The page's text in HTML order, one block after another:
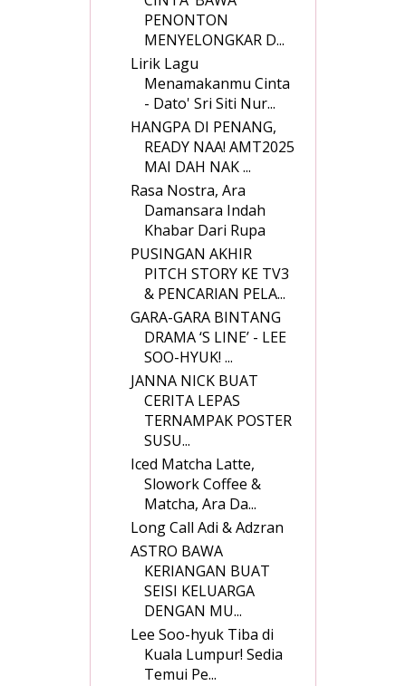
PENONTON
MENYELONGKAR D...
Lirik Lagu
Menamakanmu Cinta
- Dato' Sri Siti Nur...
HANGPA DI PENANG,
READY NAA! AMT2025
MAI DAH NAK ...
Rasa Nostra, Ara
Damansara Indah
Khabar Dari Rupa
PUSINGAN AKHIR
PITCH STORY KE TV3
& PENCARIAN PELA...
GARA-GARA BINTANG
DRAMA ‘S LINE’ - LEE
SOO-HYUK! ...
JANNA NICK BUAT
CERITA LEPAS
TERNAMPAK POSTER
SUSU...
Iced Matcha Latte,
Slowork Coffee &
Matcha, Ara Da...
Long Call Adi & Adzran
ASTRO BAWA
KERIANGAN BUAT
SEISI KELUARGA
DENGAN MU...
Lee Soo-hyuk Tiba di
Kuala Lumpur! Sedia
Temui Pe...